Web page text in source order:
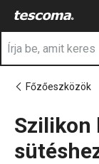
Főzőeszközök
Szilikon